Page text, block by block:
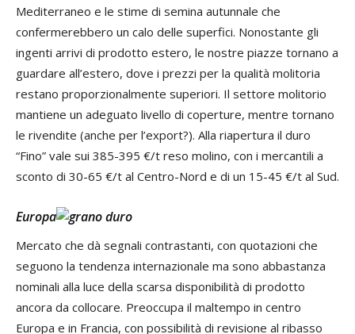
Mediterraneo e le stime di semina autunnale che
confermerebbero un calo delle superfici. Nonostante gli
ingenti arrivi di prodotto estero, le nostre piazze tornano a
guardare all’estero, dove i prezzi per la qualità molitoria
restano proporzionalmente superiori. Il settore molitorio
mantiene un adeguato livello di coperture, mentre tornano
le rivendite (anche per l’export?). Alla riapertura il duro
“Fino” vale sui 385-395 €/t reso molino, con i mercantili a
sconto di 30-65 €/t al Centro-Nord e di un 15-45 €/t al Sud.
Europa
Mercato che dà segnali contrastanti, con quotazioni che
seguono la tendenza internazionale ma sono abbastanza
nominali alla luce della scarsa disponibilità di prodotto
ancora da collocare. Preoccupa il maltempo in centro
Europa e in Francia, con possibilità di revisione al ribasso